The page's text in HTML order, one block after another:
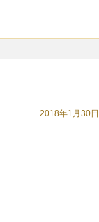
2018年1月30日